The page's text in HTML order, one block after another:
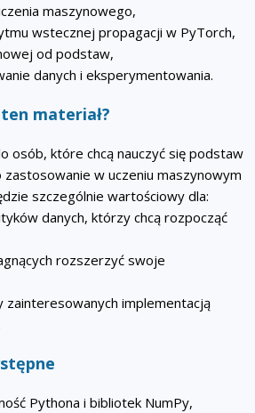
maszynowego,
wstecznej propagacji w PyTorch,
od podstaw,
danych i eksperymentowania.
materiał?
osób, które chcą nauczyć się podstaw
zastosowanie w uczeniu maszynowym
szczególnie wartościowy dla:
danych, którzy chcą rozpocząć
rozszerzyć swoje
zainteresowanych implementacją
Pythona i bibliotek NumPy,